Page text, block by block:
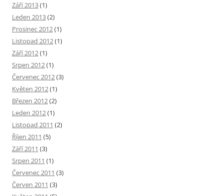
Září 2013(1)
Leden 2013(2)
Prosinec 2012(1)
Listopad 2012(1)
Září 2012(1)
Srpen 2012(1)
Červenec 2012(3)
Květen 2012(1)
Březen 2012(2)
Leden 2012(1)
Listopad 2011 (2)
Říjen 2011 (5)
Září 2011 (3)
Srpen 2011 (1)
Červenec 2011 (3)
Červen 2011 (3)